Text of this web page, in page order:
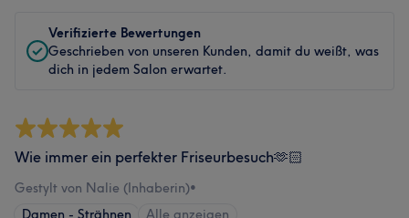
Verifizierte Bewertungen
Geschrieben von unseren Kunden, damit du weißt, was
dich in jedem Salon erwartet.
Wie immer ein perfekter Friseurbesuch🫶🏻
Gestylt von Nalie (Inhaberin)•
Damen - Strähnen
Alle anzeigen